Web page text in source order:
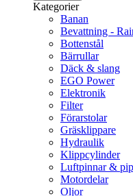
Kategorier
Banan
Bevattning -
Bottenstål
Bärrullar
Däck & slang
EGO Power
Elektronik
Filter
Förarstolar
Gräsklippare
Hydraulik
Klippcylinder
Luftpinnar &
Motordelar
Oljor